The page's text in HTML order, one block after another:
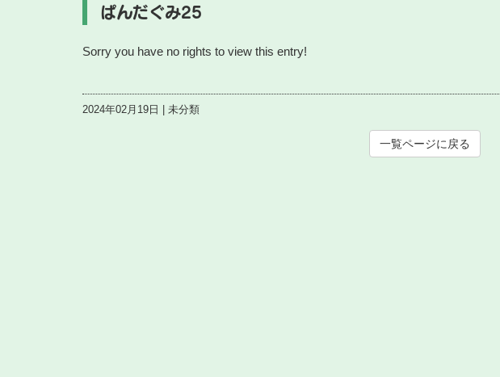
ぱんだぐみ25
Sorry you have no rights to view this entry!
2024年02月19日 | 未分類
一覧ページに戻る